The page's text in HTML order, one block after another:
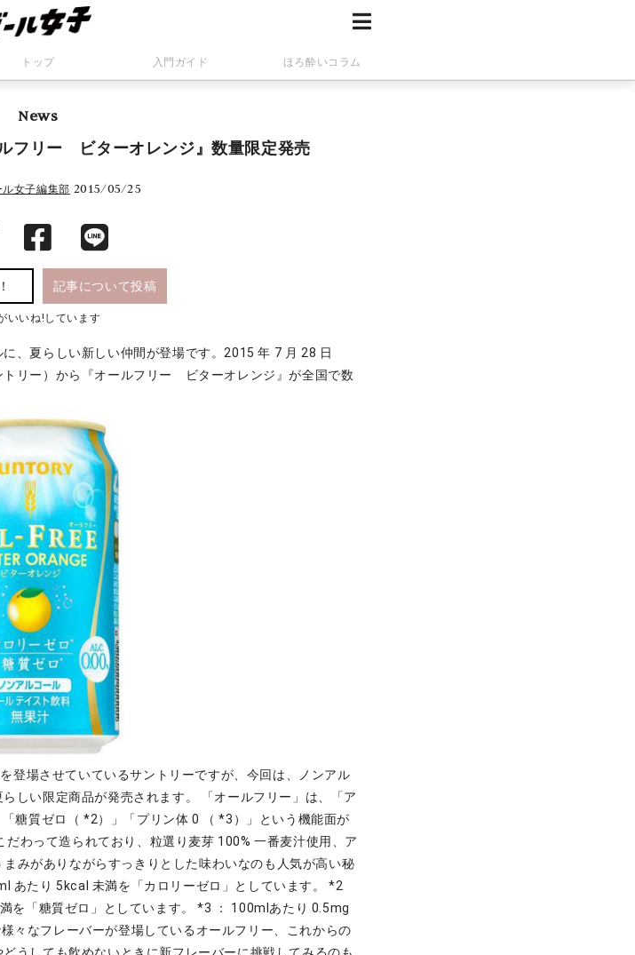
トップ 入門ガイド ほろ酔いコラム
News
フリー ビターオレンジ』数量限定発売
ル女子編集部 2015/05/25
記事について投稿
いいね!しています
、夏らしい新しい仲間が登場です。2015 年 7 月 28 日
トリー）から『オールフリー ビターオレンジ』が全国で数
登場させていているサントリーですが、今回は、ノンアル
しい限定商品が発売されます。 「オールフリー」は、「ア
糖質ゼロ（ *2）」「プリン体 0 （ *3）」という機能面が
わって造られており、粒選り麦芽 100% 一番麦汁使用、ア
みがありながらすっきりとした味わいなのも人気が高い秘
あたり 5kcal 未満を「カロリーゼロ」としています。 *2
を「糖質ゼロ」としています。 *3 ： 100mlあたり 0.5mg
々なフレーバーが登場しているオールフリー、これからの
うしても飲めないときに新フレーバーに挑戦してみるのも